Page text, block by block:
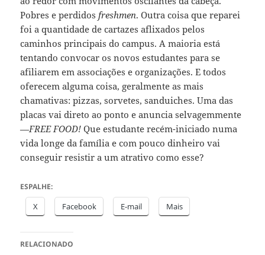
Pobres e perdidosfreshmen. Outra coisa que reparei
foi a quantidade de cartazes aflixados pelos
caminhos principais do campus. A maioria está
tentando convocar os novos estudantes para se
afiliarem em associações e organizações. E todos
oferecem alguma coisa, geralmente as mais
chamativas: pizzas, sorvetes, sanduiches. Uma das
placas vai direto ao ponto e anuncia selvagemmente
—FREE FOOD!Que estudante recém-iniciado numa
vida longe da família e com pouco dinheiro vai
conseguir resistir a um atrativo como esse?
ESPALHE:
X Facebook E-mail Mais
RELACIONADO